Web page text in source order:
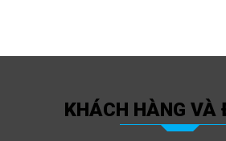
KHÁCH HÀNG VÀ